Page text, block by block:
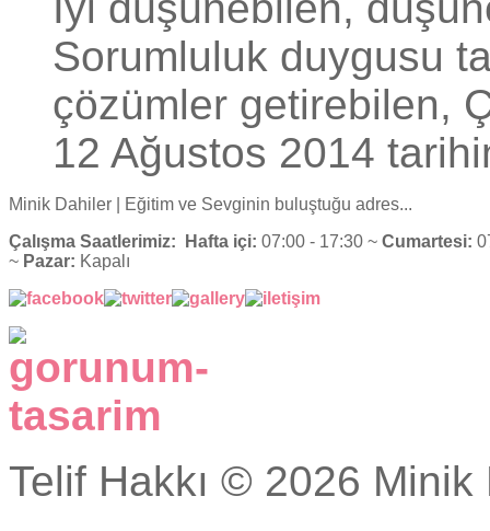
Sorumluluk duygusu
çözümler getirebilen,
12 Ağustos 2014
Minik Dahiler | Eğitim ve Sevginin buluştuğu adres...
Çalışma Saatlerimiz:
Hafta içi: 07:00 - 17:30 ~ Cumartesi:
~ Pazar: Kapalı
Telif Hakkı © 2026 Minik